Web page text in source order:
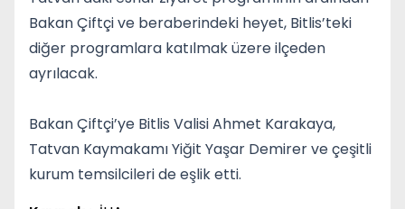
Bakan Çiftçi ve beraberindeki heyet, Bitlis’teki
diğer programlara katılmak üzere ilçeden
ayrılacak.
Bakan Çiftçi’ye Bitlis Valisi Ahmet Karakaya,
Tatvan Kaymakamı Yiğit Yaşar Demirer ve çeşitli
kurum temsilcileri de eşlik etti.